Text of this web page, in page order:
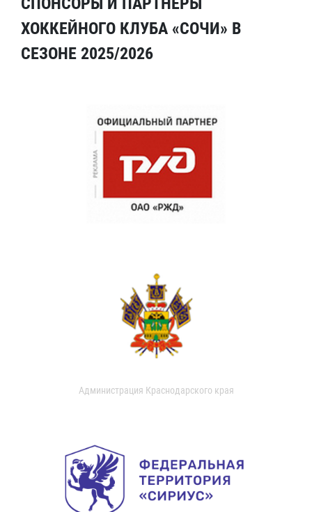
ХОККЕЙНОГО КЛУБА «СОЧИ» В
СЕЗОНЕ 2025/2026
Администрация Краснодарского края